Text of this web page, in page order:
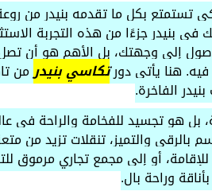
تستمتع بكل ما تقدمه بنيدر من
في بنيدر جزءًا من هذه التجربة
إلى وجهتك، بل الأهم هو أن
هنا يأتي دورتكاسي بنيدر
الفاخرة.
هو تجسيد للفخامة والراحة في
والتميز، تنقلات تزيد من
أو إلى مجمع تجاري مرموق
وراحة بال.